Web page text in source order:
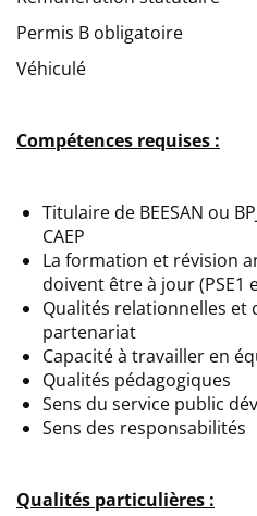
Permis B obligatoire
Véhiculé
Compétences requises :
Titulaire de BEESAN ou
CAEP
La formation et révision
doivent être à jour (PSE1
Qualités relationnelles et
partenariat
Capacité à travailler en
Qualités pédagogiques
Sens du service public
Sens des responsabilités
Qualités particulières :